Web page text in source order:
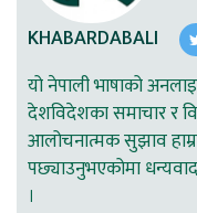
KHABARDABALI
यो नेपाली भाषाको
देशविदेशका समाचार र
आलोचनात्मक सुझाव
पछ्याउनुभएकोमा
।